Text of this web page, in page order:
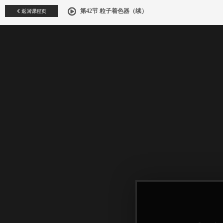
返回课程页 第42节 粒子着色器（续）